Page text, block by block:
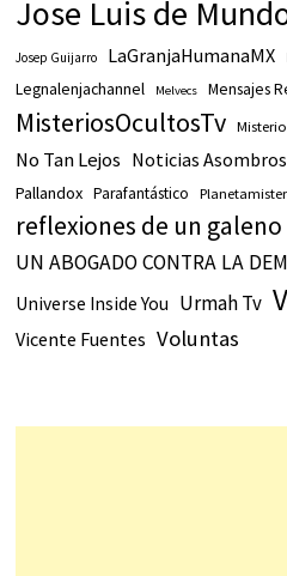
Jose Luis de
Josep Guijarro LaGranjaHumanaMX
Legnalenjachannel Melvecs Mensajes
MisteriosOcultosTv
No Tan Lejos Noticias
Pallandox Parafantástico
reflexiones de un galeno
UN ABOGADO CONTRA LA
Universe Inside You Urmah Tv
Vicente Fuentes Voluntas